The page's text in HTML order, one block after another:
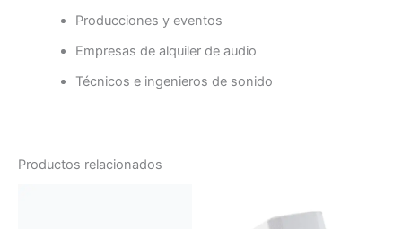
Producciones y eventos
Empresas de alquiler de audio
Técnicos e ingenieros de sonido
Productos relacionados